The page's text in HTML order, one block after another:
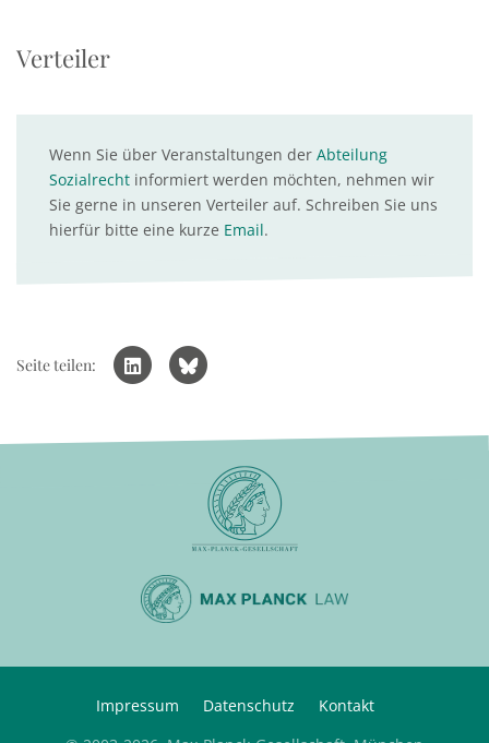
Verteiler
Wenn Sie über Veranstaltungen der Abteilung
Sozialrecht informiert werden möchten, nehmen wir
Sie gerne in unseren Verteiler auf. Schreiben Sie uns
hierfür bitte eine kurze Email.
Seite teilen:
Impressum Datenschutz
Kontakt